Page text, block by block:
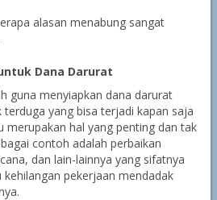
alasan menabung sangat
Dana Darurat
guna menyiapkan dana darurat
yang bisa terjadi kapan saja
merupakan hal yang penting dan tak
contoh adalah perbaikan
dan lain-lainnya yang sifatnya
pekerjaan mendadak